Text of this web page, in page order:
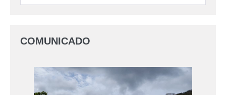
COMUNICADO